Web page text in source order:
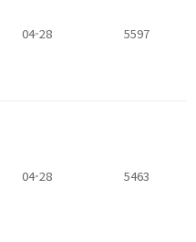
04-28 5597
04-28 5463